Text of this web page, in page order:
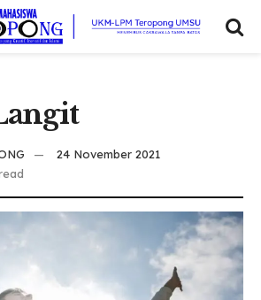
24 November 2021